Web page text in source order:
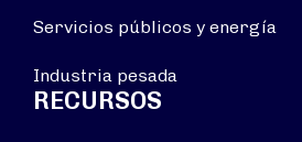
Servicios públicos y energía
Industria pesada
RECURSOS